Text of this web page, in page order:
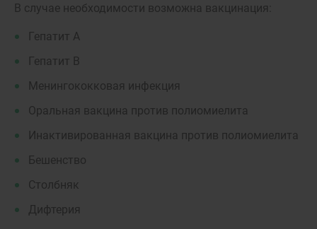
В случае необходимости возможна вакцинация:
Гепатит А
Гепатит В
Менингококковая инфекция
Оральная вакцина против полиомиелита
Инактивированная вакцина против полиомиелита
Бешенство
Столбняк
Дифтерия